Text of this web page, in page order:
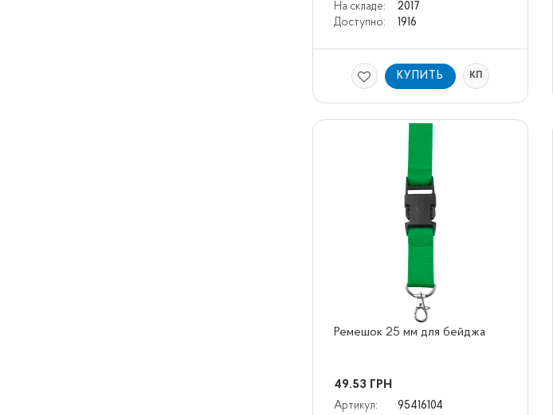
На складе:
2017
Доступно:
1916
КУПИТЬ КП
Ремешок 25 мм для бейджа
49.53 ГРН
Артикул:
95416104